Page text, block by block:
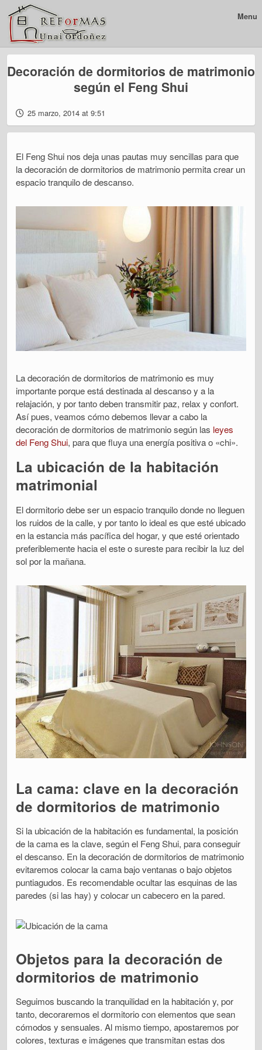
Menu
Decoración de dormitorios de matrimonio
según el Feng Shui
25 marzo, 2014 at 9:51
El Feng Shui nos deja unas pautas muy sencillas para que
la decoración de dormitorios de matrimonio permita crear un
espacio tranquilo de descanso.
La decoración de dormitorios de matrimonio es muy
importante porque está destinada al descanso y a la
relajación, y por tanto deben transmitir paz, relax y confort.
Así pues, veamos cómo debemos llevar a cabo la
decoración de dormitorios de matrimonio según las leyes
del Feng Shui, para que fluya una energía positiva o «chi».
La ubicación de la habitación
matrimonial
El dormitorio debe ser un espacio tranquilo donde no lleguen
los ruidos de la calle, y por tanto lo ideal es que esté ubicado
en la estancia más pacífica del hogar, y que esté orientado
preferiblemente hacia el este o sureste para recibir la luz del
sol por la mañana.
La cama: clave en la decoración
de dormitorios de matrimonio
Si la ubicación de la habitación es fundamental, la posición
de la cama es la clave, según el Feng Shui, para conseguir
el descanso. En la decoración de dormitorios de matrimonio
evitaremos colocar la cama bajo ventanas o bajo objetos
puntiagudos. Es recomendable ocultar las esquinas de las
paredes (si las hay) y colocar un cabecero en la pared.
Objetos para la decoración de
dormitorios de matrimonio
Seguimos buscando la tranquilidad en la habitación y, por
tanto, decoraremos el dormitorio con elementos que sean
cómodos y sensuales. Al mismo tiempo, apostaremos por
colores, texturas e imágenes que transmitan estas dos